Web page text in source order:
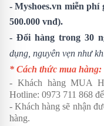
- Myshoes.vn miễn
500.000 vnđ).
- Đổi hàng trong 30
dụng, nguyên vẹn như
* Cách thức mua hàng:
- Khách hàng MUA
Hotline: 0973 711 868
- Khách hàng sẽ nhận
hàng.